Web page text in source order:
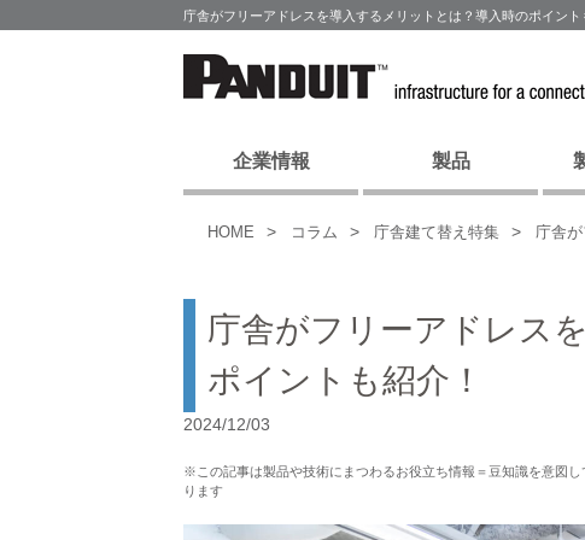
庁舎がフリーアドレスを導入するメリットとは？導入時のポイン
企業情報 製品
HOME コラム 庁舎建て替え特集 庁舎
庁舎がフリーアドレス
ポイントも紹介！
2024/12/03
※この記事は製品や技術にまつわるお役立ち情報＝豆知識を意図
ります